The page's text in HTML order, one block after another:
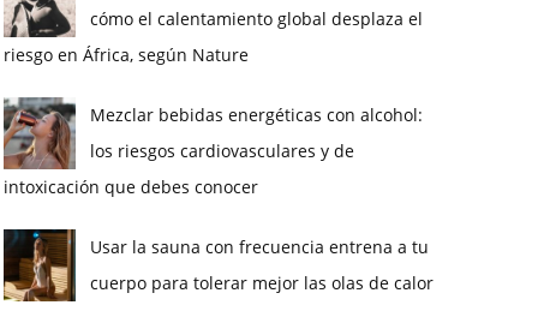
cómo el calentamiento global desplaza el
riesgo en África, según Nature
Mezclar bebidas energéticas con alcohol:
los riesgos cardiovasculares y de
intoxicación que debes conocer
Usar la sauna con frecuencia entrena a tu
cuerpo para tolerar mejor las olas de calor